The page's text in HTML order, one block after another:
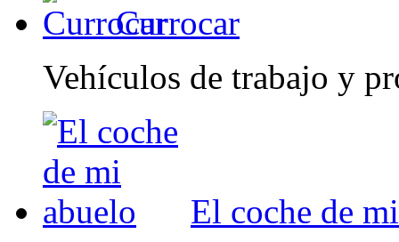
Currocar
Vehículos de trabajo y
El coche de